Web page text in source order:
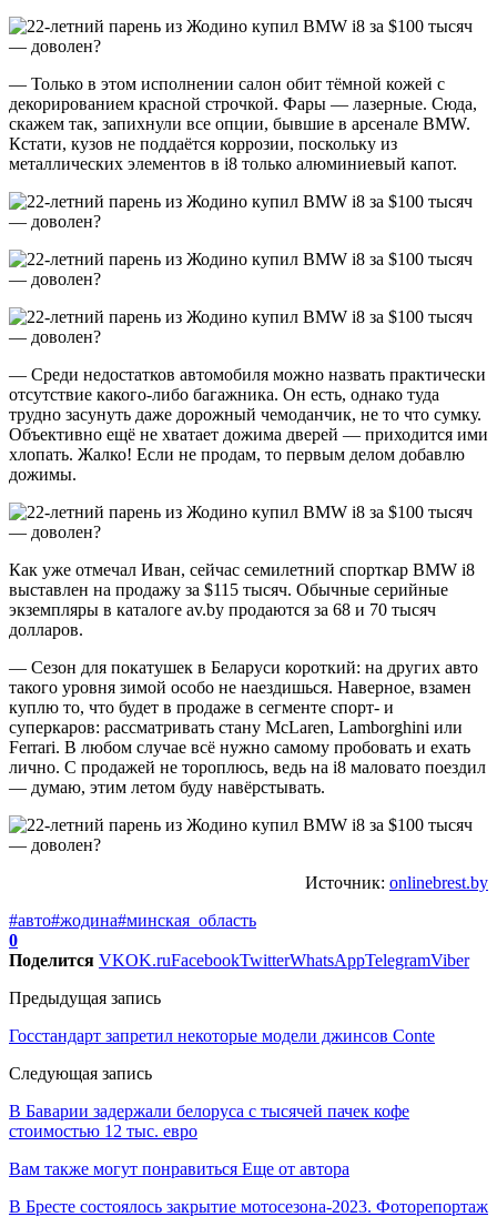
— Только в этом исполнении салон обит тёмной кожей с
декорированием красной строчкой. Фары — лазерные. Сюда,
скажем так, запихнули все опции, бывшие в арсенале BMW.
Кстати, кузов не поддаётся коррозии, поскольку из
металлических элементов в i8 только алюминиевый капот.
— Среди недостатков автомобиля можно назвать практически
отсутствие какого-либо багажника. Он есть, однако туда
трудно засунуть даже дорожный чемоданчик, не то что сумку.
Объективно ещё не хватает дожима дверей — приходится ими
хлопать. Жалко! Если не продам, то первым делом добавлю
дожимы.
Как уже отмечал Иван, сейчас семилетний спорткар BMW i8
выставлен на продажу за $115 тысяч. Обычные серийные
экземпляры в каталоге av.by продаются за 68 и 70 тысяч
долларов.
— Сезон для покатушек в Беларуси короткий: на других авто
такого уровня зимой особо не наездишься. Наверное, взамен
куплю то, что будет в продаже в сегменте спорт- и
суперкаров: рассматривать стану McLaren, Lamborghini или
Ferrari. В любом случае всё нужно самому пробовать и ехать
лично. С продажей не тороплюсь, ведь на i8 маловато поездил
— думаю, этим летом буду навёрстывать.
Источник: onlinebrest.by
#авто#жодина#минская_область
0
Поделится VKOK.ruFacebookTwitterWhatsAppTelegramViber
Предыдущая запись
Госстандарт запретил некоторые модели джинсов Conte
Следующая запись
В Баварии задержали белоруса с тысячей пачек кофе
стоимостью 12 тыс. евро
Вам также могут понравиться Еще от автора
В Бресте состоялось закрытие мотосезона-2023. Фоторепортаж